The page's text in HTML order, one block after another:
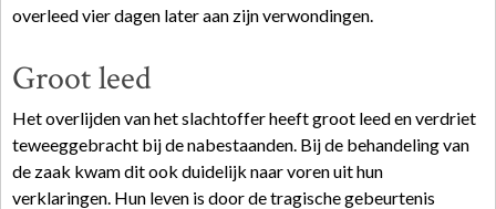
overleed vier dagen later aan zijn verwondingen.
Groot leed
Het overlijden van het slachtoffer heeft groot leed en verdriet
teweeggebracht bij de nabestaanden. Bij de behandeling van
de zaak kwam dit ook duidelijk naar voren uit hun
verklaringen. Hun leven is door de tragische gebeurtenis